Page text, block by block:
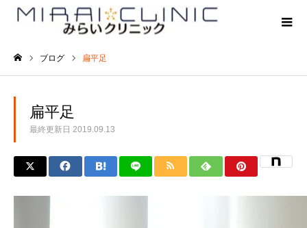
ブログ 扁平足
扁平足
最終更新日 2019.09.13